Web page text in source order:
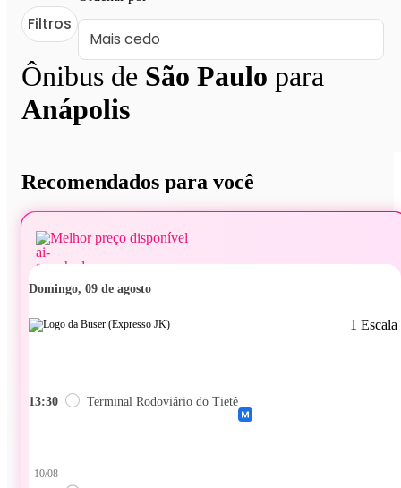
Ônibus de São Paulo para
Anápolis
Filtros
Recomendados para você
Melhor preço disponível
domingo, 09 de agosto
1 Escala
13:30 Terminal Rodoviário do Tietê
10/08